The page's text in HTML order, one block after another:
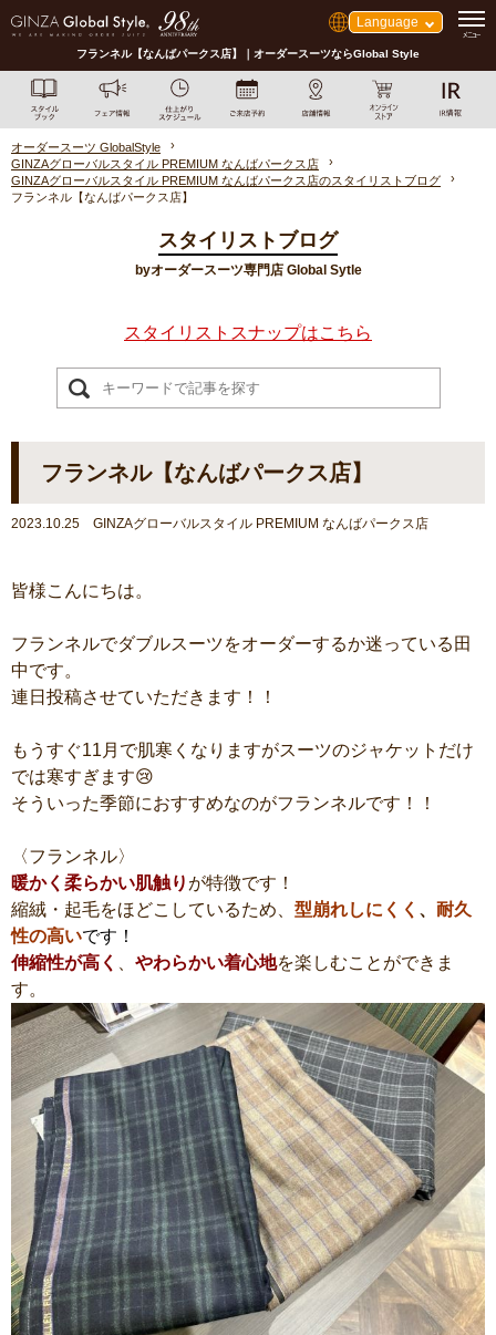
Language
フランネル【なんばパークス店】｜オーダースーツならGlobal Style
オーダースーツ GlobalStyle
GINZAグローバルスタイル PREMIUM なんばパークス店
GINZAグローバルスタイル PREMIUM なんばパークス店のスタイリストブログ
フランネル【なんばパークス店】
スタイリストブログ
byオーダースーツ専門店 Global Sytle
スタイリストスナップはこちら
フランネル【なんばパークス店】
2023.10.25 GINZAグローバルスタイル PREMIUM なんばパークス店
皆様こんにちは。
フランネルでダブルスーツをオーダーするか迷っている田
中です。
連日投稿させていただきます！！
もうすぐ11月で肌寒くなりますがスーツのジャケットだけ
では寒すぎます😢
そういった季節におすすめなのがフランネルです！！
〈フランネル〉
暖かく柔らかい肌触り が特徴です！
縮絨・起毛をほどこしているため、 型崩れしにくく 、 耐久
性の高いです！
伸縮性が高く
やわらかい着心地を楽しむことができま
す。